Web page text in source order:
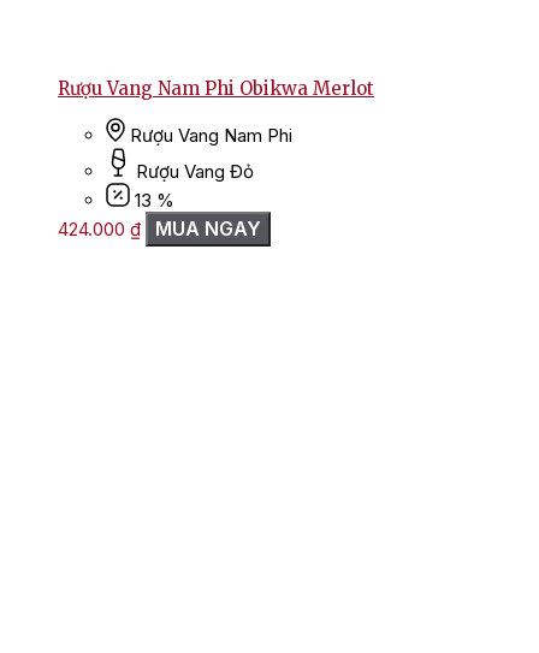
Rượu Vang Nam Phi Obikwa Merlot
Rượu Vang Nam Phi
Rượu Vang Đỏ
13 %
424.000 ₫ MUA NGAY